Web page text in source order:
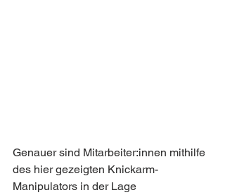
Genauer sind Mitarbeiter:innen mithilfe
des hier gezeigten Knickarm-
Manipulators in der Lage